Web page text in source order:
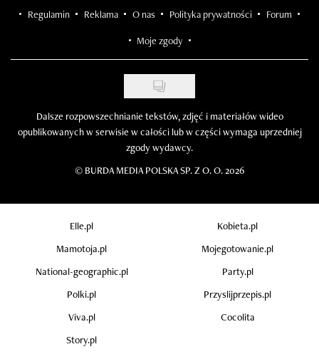
Regulamin Reklama O nas Polityka prywatności Forum
Moje zgody
Dalsze rozpowszechnianie tekstów, zdjęć i materiałów wideo
opublikowanych w serwisie w całości lub w części wymaga uprzedniej
zgody wydawcy.
© BURDA MEDIA POLSKA SP. Z O. O. 2026
Elle.pl
Kobieta.pl
Mamotoja.pl
Mojegotowanie.pl
National-geographic.pl
Party.pl
Polki.pl
Przyslijprzepis.pl
Viva.pl
Cocolita
Story.pl